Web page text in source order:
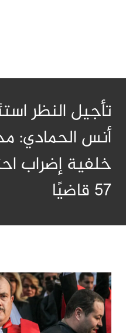
تأجيل النظر
أنس الحمادي:
خلفية إضراب
57 قاضيًا